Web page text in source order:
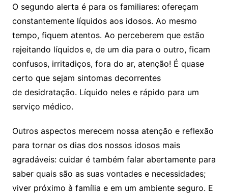
O segundo alerta é para os familiares: ofereçam
constantemente líquidos aos idosos. Ao mesmo
tempo, fiquem atentos. Ao perceberem que estão
rejeitando líquidos e, de um dia para o outro, ficam
confusos, irritadiços, fora do ar, atenção! É quase
certo que sejam sintomas decorrentes
de desidratação. Líquido neles e rápido para um
serviço médico.
Outros aspectos merecem nossa atenção e reflexão
para tornar os dias dos nossos idosos mais
agradáveis: cuidar é também falar abertamente para
saber quais são as suas vontades e necessidades;
viver próximo à família e em um ambiente seguro. E